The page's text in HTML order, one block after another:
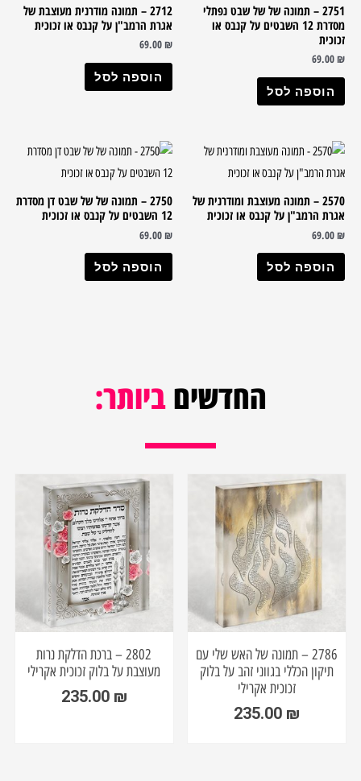
2751 – תמונה של של שבט נפתלי
מסדרת 12 השבטים על קנבס או
זכוכית
69.00₪
הוספה לסל
2712 – תמונה מודרנית מעוצבת של
אגרת הרמב"ן על קנבס או זכוכית
69.00₪
הוספה לסל
2570 – תמונה מעוצבת ומודרנית של
אגרת הרמב"ן על קנבס או זכוכית
69.00₪
הוספה לסל
2750 – תמונה של של שבט דן מסדרת
12 השבטים על קנבס או זכוכית
69.00₪
הוספה לסל
החדשים ביותר:
2802 – ברכת הדלקת נרות
מעוצבת על בלוק זכוכית אקרילי
235.00 ₪
2786 – תמונה של האש שלי עם
תיקון הכללי בגווני זהב על בלוק
זכוכית אקרילי
235.00 ₪